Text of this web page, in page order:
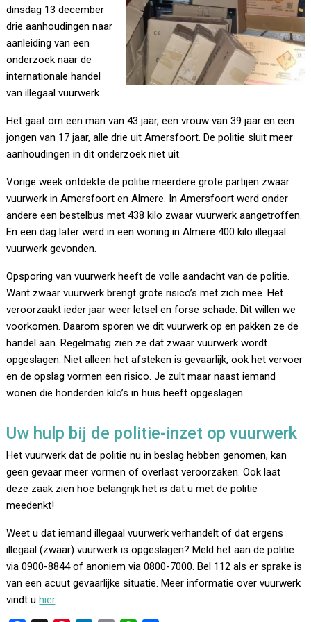
dinsdag 13 december
drie aanhoudingen naar
aanleiding van een
onderzoek naar de
internationale handel
van illegaal vuurwerk.
Het gaat om een man van 43 jaar, een vrouw van 39 jaar en een
jongen van 17 jaar, alle drie uit Amersfoort. De politie sluit meer
aanhoudingen in dit onderzoek niet uit.
Vorige week ontdekte de politie meerdere grote partijen zwaar
vuurwerk in Amersfoort en Almere. In Amersfoort werd onder
andere een bestelbus met 438 kilo zwaar vuurwerk aangetroffen.
En een dag later werd in een woning in Almere 400 kilo illegaal
vuurwerk gevonden.
Opsporing van vuurwerk heeft de volle aandacht van de politie.
Want zwaar vuurwerk brengt grote risico’s met zich mee. Het
veroorzaakt ieder jaar weer letsel en forse schade. Dit willen we
voorkomen. Daarom sporen we dit vuurwerk op en pakken ze de
handel aan. Regelmatig zien ze dat zwaar vuurwerk wordt
opgeslagen. Niet alleen het afsteken is gevaarlijk, ook het vervoer
en de opslag vormen een risico. Je zult maar naast iemand
wonen die honderden kilo’s in huis heeft opgeslagen.
Uw hulp bij de politie-inzet op vuurwerk
Het vuurwerk dat de politie nu in beslag hebben genomen, kan
geen gevaar meer vormen of overlast veroorzaken. Ook laat
deze zaak zien hoe belangrijk het is dat u met de politie
meedenkt!
Weet u dat iemand illegaal vuurwerk verhandelt of dat ergens
illegaal (zwaar) vuurwerk is opgeslagen? Meld het aan de politie
via 0900-8844 of anoniem via 0800-7000. Bel 112 als er sprake is
van een acuut gevaarlijke situatie. Meer informatie over vuurwerk
vindt uhier.